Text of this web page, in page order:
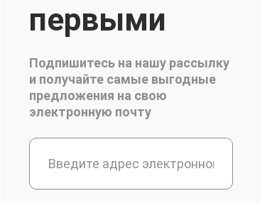
первыми
Подпишитесь на нашу рассылку
и получайте самые выгодные
предложения на свою
электронную почту